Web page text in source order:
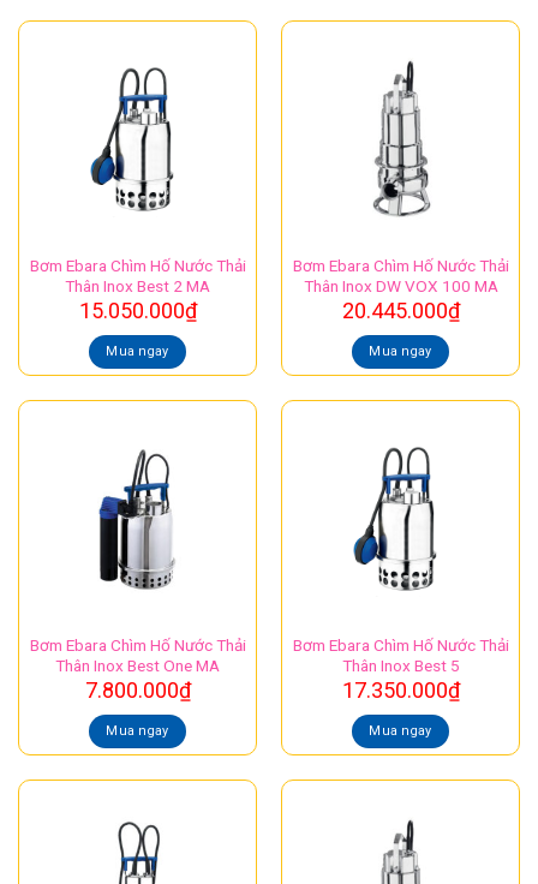
Bơm Ebara Chìm Hố Nước Thải
Thân Inox Best 2 MA
15.050.000₫
Mua ngay
Bơm Ebara Chìm Hố Nước Thải
Thân Inox DW VOX 100 MA
20.445.000₫
Mua ngay
Bơm Ebara Chìm Hố Nước Thải
Thân Inox Best One MA
7.800.000₫
Mua ngay
Bơm Ebara Chìm Hố Nước Thải
Thân Inox Best 5
17.350.000₫
Mua ngay